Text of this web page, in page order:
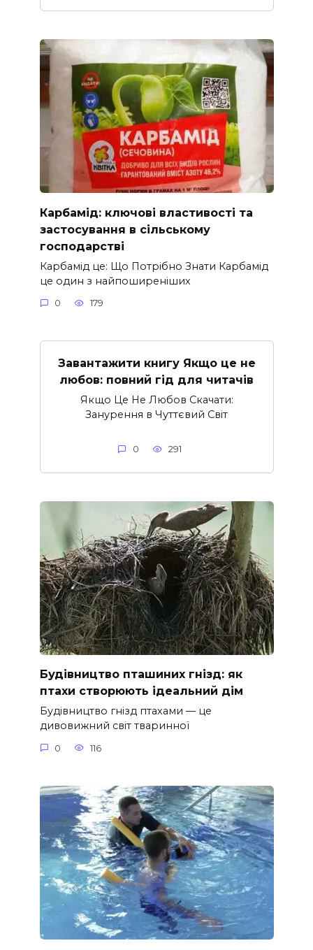
Карбамід: ключові властивості та
застосування в сільському
господарстві
Карбамід це: Що Потрібно Знати Карбамід
це один з найпоширеніших
0 179
Завантажити книгу Якщо це не
любов: повний гід для читачів
Якщо Це Не Любов Скачати:
Занурення в Чуттєвий Світ
0 291
Будівництво пташиних гнізд: як
птахи створюють ідеальний дім
Будівництво гнізд птахами — це
дивовижний світ тваринної
0 116